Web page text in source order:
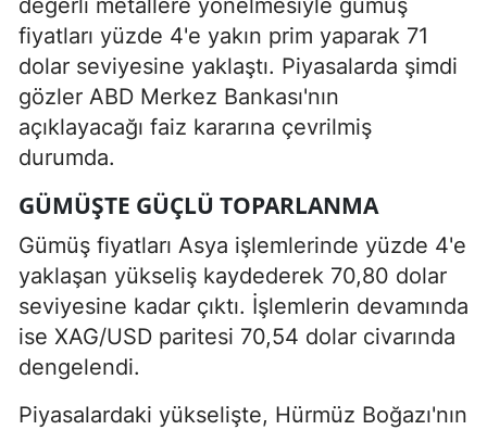
fiyatları yüzde 4'e yakın prim yaparak 71
dolar seviyesine yaklaştı. Piyasalarda şimdi
gözler ABD Merkez Bankası'nın
açıklayacağı faiz kararına çevrilmiş
durumda.
GÜMÜŞTE GÜÇLÜ TOPARLANMA
Gümüş fiyatları Asya işlemlerinde yüzde 4'e
yaklaşan yükseliş kaydederek 70,80 dolar
seviyesine kadar çıktı. İşlemlerin devamında
ise XAG/USD paritesi 70,54 dolar civarında
dengelendi.
Piyasalardaki yükselişte, Hürmüz Boğazı'nın